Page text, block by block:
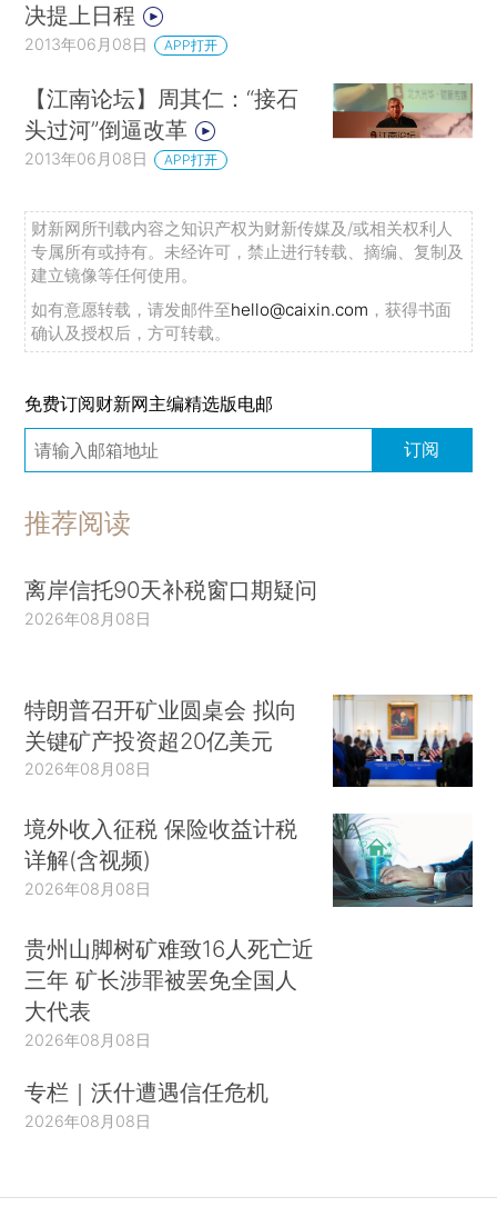
决提上日程
2013年06月08日 APP打开
【江南论坛】周其仁：“接石
头过河”倒逼改革
2013年06月08日 APP打开
财新网所刊载内容之知识产权为财新传媒及/或相关权利人
专属所有或持有。未经许可，禁止进行转载、摘编、复制及
建立镜像等任何使用。
如有意愿转载，请发邮件至hello@caixin.com ，获得书面
确认及授权后，方可转载。
免费订阅财新网主编精选版电邮
订阅
推荐阅读
离岸信托90天补税窗口期疑问
2026年08月08日
特朗普召开矿业圆桌会 拟向
关键矿产投资超20亿美元
2026年08月08日
境外收入征税 保险收益计税
详解(含视频)
2026年08月08日
贵州山脚树矿难致16人死亡近
三年 矿长涉罪被罢免全国人
大代表
2026年08月08日
专栏｜沃什遭遇信任危机
2026年08月08日